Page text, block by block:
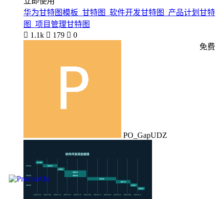
华为甘特图模板_甘特图_软件开发甘特图_产品计划甘特
图_项目管理甘特图
 1.1k  179  0
PO_GapUDZ
免费